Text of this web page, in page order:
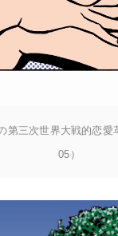
第三次世界大戦的恋愛
05）